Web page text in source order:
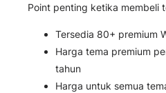
Point penting ketika membeli
Tersedia 80+ premium
Harga tema premium
tahun
Harga untuk semua